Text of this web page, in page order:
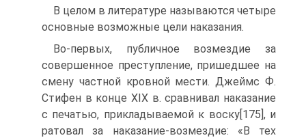
В целом в литературе называются четыре
основные возможные цели наказания.
Во-первых, публичное возмездие за
совершенное преступление, пришедшее на
смену частной кровной мести. Джеймс Ф.
Стифен в конце XIX в. сравнивал наказание
с печатью, прикладываемой к воску[175], и
ратовал за наказание-возмездие: «В тех